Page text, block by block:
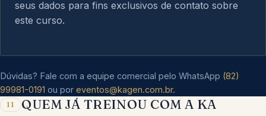
seus dados para fins exclusivos de contato sobre
este curso.
Dúvidas? Fale com a equipe comercial pelo WhatsApp (82)
99981-0191 ou por eventos@kagen.com.br.
11 QUEM JÁ TREINOU COM A KA